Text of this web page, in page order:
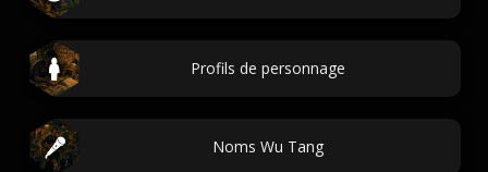
Profils de personnage
Noms Wu Tang